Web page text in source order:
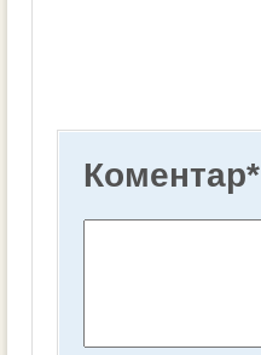
Коментар*